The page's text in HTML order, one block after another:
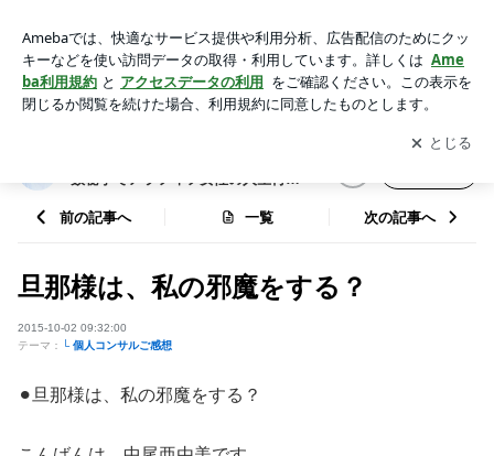
ヨガ数秘学でアラフィフ女性の人生再設計『中尾亜由美』
アプリをダウンロードして ブログの更新通知
を受け取りまし
ょう。
開く
数秘学でアラフィフ女性の人生再設
前の記事へ 一覧 次の記事へ
旦那様は、私の邪魔をする？
2015-10-02 09:32:00
テーマ：
└ 個人コンサルご感想
⚫︎旦那様は、私の邪魔をする？